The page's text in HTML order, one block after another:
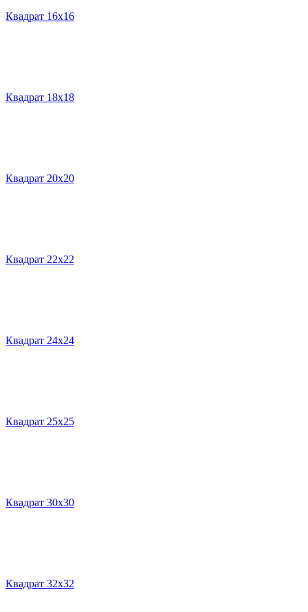
Квадрат 16х16
Квадрат 18х18
Квадрат 20х20
Квадрат 22х22
Квадрат 24х24
Квадрат 25х25
Квадрат 30х30
Квадрат 32х32